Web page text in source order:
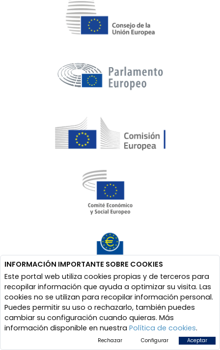
INFORMACIÓN IMPORTANTE SOBRE COOKIES
Este portal web utiliza cookies propias y de terceros para
recopilar información que ayuda a optimizar su visita. Las
cookies no se utilizan para recopilar información personal.
Puedes permitir su uso o rechazarlo, también puedes
cambiar su configuración cuando quieras. Más
información disponible en nuestra Política de cookies.
Rechazar Configurar Aceptar